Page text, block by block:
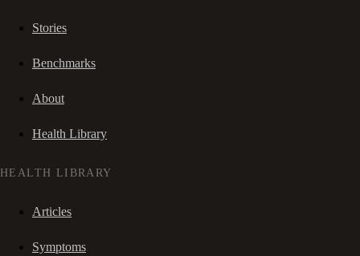
Stories
Benchmarks
About
Health Library
HEALTH LIBRARY
Articles
Symptoms